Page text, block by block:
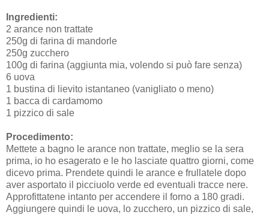
Ingredienti:
2 arance non trattate
250g di farina di mandorle
250g zucchero
100g di farina (aggiunta mia, volendo si può fare senza)
6 uova
1 bustina di lievito istantaneo (vanigliato o meno)
1 bacca di cardamomo
1 pizzico di sale
Procedimento:
Mettete a bagno le arance non trattate, meglio se la sera
prima, io ho esagerato e le ho lasciate quattro giorni, come
dicevo prima. Prendete quindi le arance e frullatele dopo
aver asportato il picciuolo verde ed eventuali tracce nere.
Approfittatene intanto per accendere il forno a 180 gradi.
Aggiungere quindi le uova, lo zucchero, un pizzico di sale,